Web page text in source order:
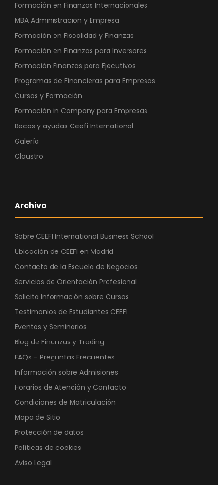
Formación en Finanzas Internacionales
MBA Administracion y Empresa
Formación en Fiscalidad y Finanzas
Formación en Finanzas para Inversores
Formación Finanzas para Ejecutivos
Programas de Financieras para Empresas
Cursos y Formación
Formación in Company para Empresas
Becas y ayudas Ceefi International
Galería
Claustro
Archivo
Sobre CEEFI International Business School
Ubicación de CEEFI en Madrid
Contacto de la Escuela de Negocios
Servicios de Orientación Profesional
Solicita Información sobre Cursos
Testimonios de Estudiantes CEEFI
Eventos y Seminarios
Blog de Finanzas y Trading
FAQs – Preguntas Frecuentes
Información sobre Admisiones
Horarios de Atención y Contacto
Condiciones de Matriculación
Mapa de Sitio
Protección de datos
Políticas de cookies
Aviso Legal